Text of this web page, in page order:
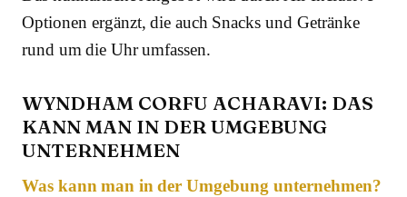
Optionen ergänzt, die auch Snacks und Getränke
rund um die Uhr umfassen.
WYNDHAM CORFU ACHARAVI: DAS
KANN MAN IN DER UMGEBUNG
UNTERNEHMEN
Was kann man in der Umgebung unternehmen?